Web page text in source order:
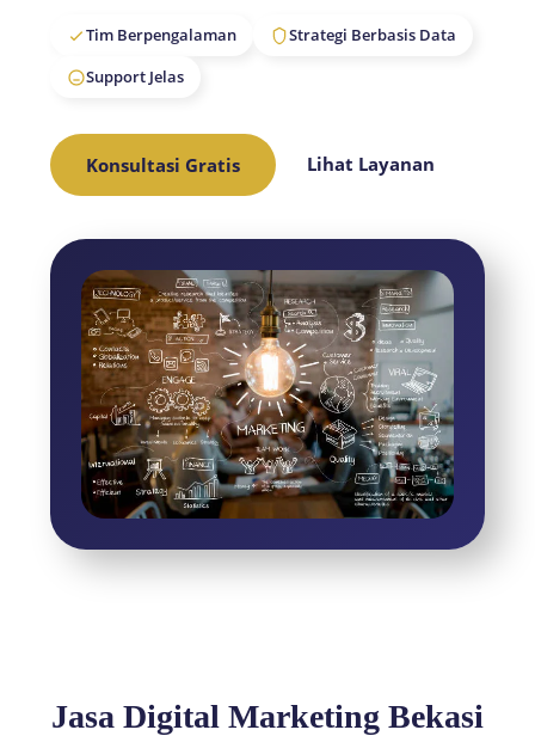
Tim Berpengalaman
Strategi Berbasis Data
Support Jelas
Konsultasi Gratis Lihat Layanan
Jasa Digital Marketing Bekasi